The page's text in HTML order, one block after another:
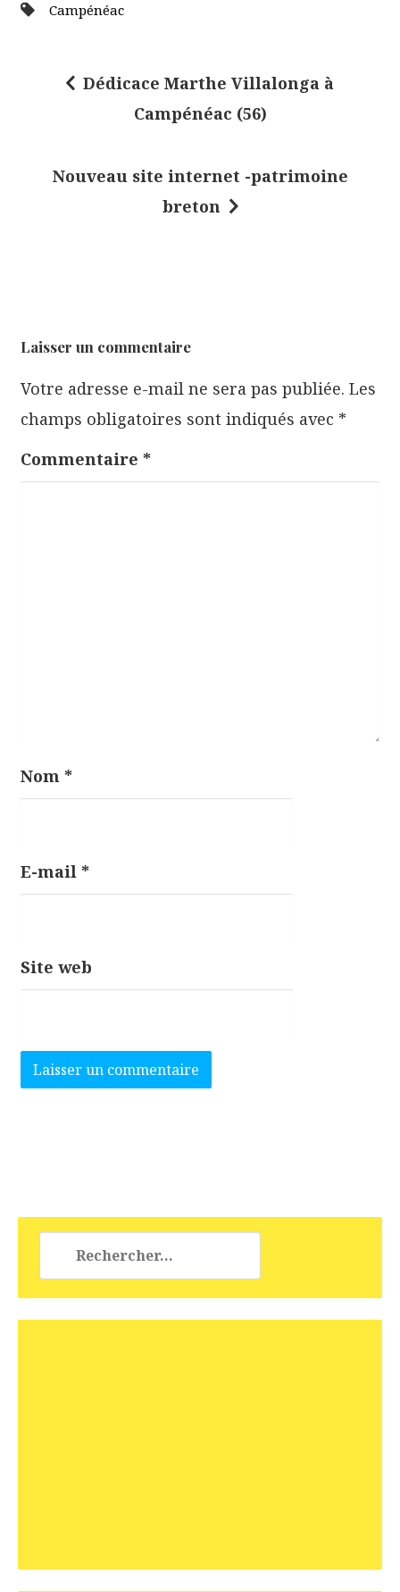
Campénéac
o
d
e
l
’
Dédicace Marthe Villalonga à
Campénéac (56)
Nouveau site internet -patrimoine
breton
Laisser un commentaire
Votre adresse e-mail ne sera pas publiée. Les
champs obligatoires sont indiqués avec *
Commentaire *
Nom *
E-mail *
Site web